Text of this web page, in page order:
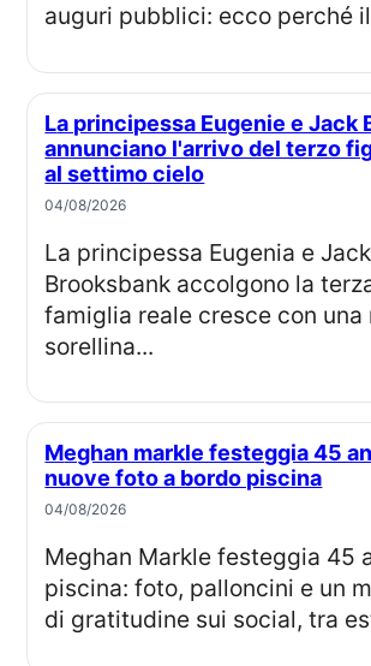
auguri pubblici: ecco perché
La principessa Eugenie e Jack Brooksbank
annunciano l'arrivo del terzo
al settimo cielo
04/08/2026
La principessa Eugenia e Jack
Brooksbank accolgono la
famiglia reale cresce con una
sorellina...
Meghan markle festeggia 45 anni con
nuove foto a bordo piscina
04/08/2026
Meghan Markle festeggia 45 anni in
piscina: foto, palloncini e un
di gratitudine sui social, tra